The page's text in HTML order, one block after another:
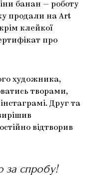
банан — роботу
продали на Art
клейкої
про
художника,
творами,
Друг та
відтворив
за спробу!